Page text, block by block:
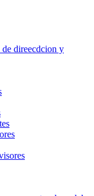
de direecdcion y